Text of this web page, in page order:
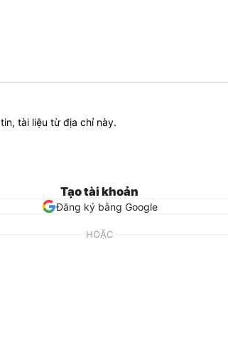
tài liệu từ địa chỉ này.
Tạo tài khoản
Đăng ký bằng Google
HOẶC